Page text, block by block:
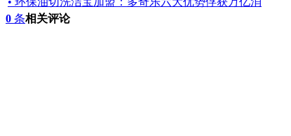
0 条相关评论